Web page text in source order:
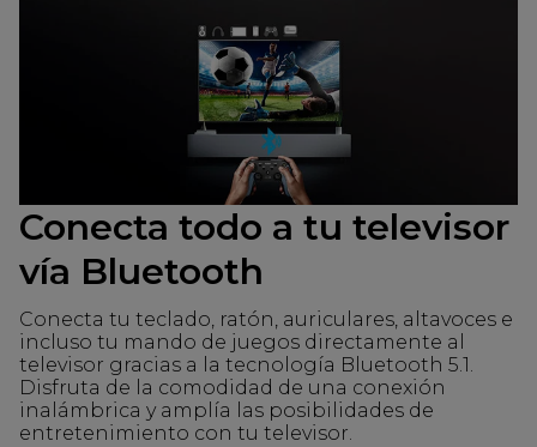
Conecta todo a tu televisor
vía Bluetooth
Conecta tu teclado, ratón, auriculares, altavoces e
incluso tu mando de juegos directamente al
televisor gracias a la tecnología Bluetooth 5.1.
Disfruta de la comodidad de una conexión
inalámbrica y amplía las posibilidades de
entretenimiento con tu televisor.